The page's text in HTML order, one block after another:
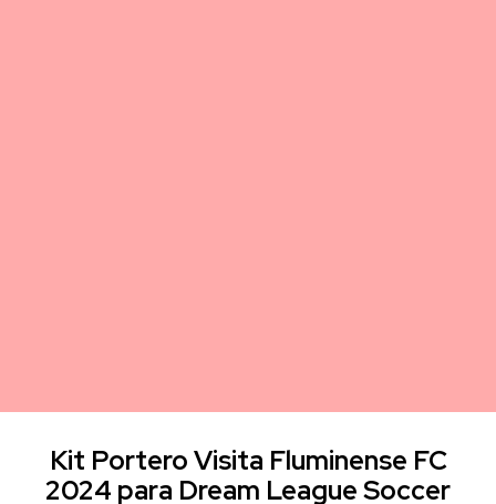
Kit Portero Visita Fluminense FC
2024 para Dream League Soccer